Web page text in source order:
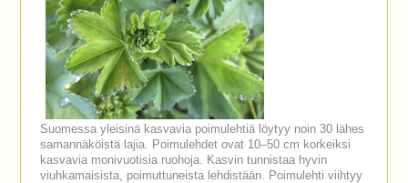
Suomessa yleisinä kasvavia poimulehtiä löytyy noin 30 lähes
samannäköistä lajia. Poimulehdet ovat 10–50 cm korkeiksi
kasvavia monivuotisia ruohoja. Kasvin tunnistaa hyvin
viuhkamaisista, poimuttuneista lehdistään. Poimulehti viihtyy